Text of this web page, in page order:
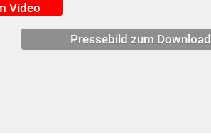
Video
Pressebild zum Download